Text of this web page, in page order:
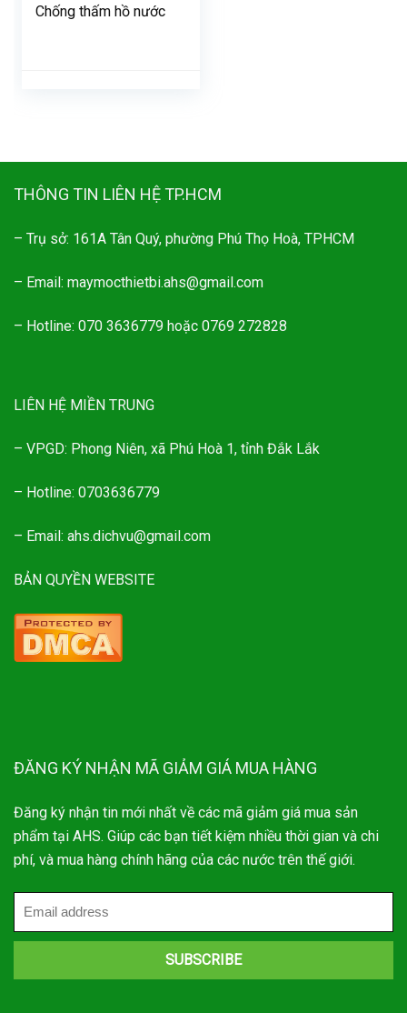
Chống thấm hồ nước
THÔNG TIN LIÊN HỆ TP.HCM
– Trụ sở: 161A Tân Quý, phường Phú Thọ Hoà, TPHCM
– Email: maymocthietbi.ahs@gmail.com
– Hotline: 070 3636779 hoặc 0769 272828
LIÊN HỆ MIỀN TRUNG
– VPGD: Phong Niên, xã Phú Hoà 1, tỉnh Đắk Lắk
– Hotline: 0703636779
– Email: ahs.dichvu@gmail.com
BẢN QUYỀN WEBSITE
ĐĂNG KÝ NHẬN MÃ GIẢM GIÁ MUA HÀNG
Đăng ký nhận tin mới nhất về các mã giảm giá mua sản
phẩm tại AHS. Giúp các bạn tiết kiệm nhiều thời gian và chi
phí, và mua hàng chính hãng của các nước trên thế giới.